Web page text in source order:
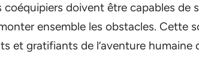
coéquipiers doivent être capables
ensemble les obstacles. Cette
et gratifiants de l’aventure humaine